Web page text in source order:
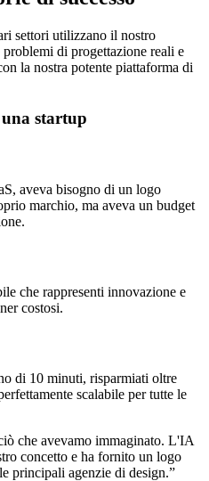
settori utilizzano il nostro
di progettazione reali e
la nostra potente piattaforma di
startup
aveva bisogno di un logo
marchio, ma aveva un budget
che rappresenti innovazione e
costosi.
di 10 minuti, risparmiati oltre
scalabile per tutte le
che avevamo immaginato. L'IA
concetto e ha fornito un logo
principali agenzie di design.”